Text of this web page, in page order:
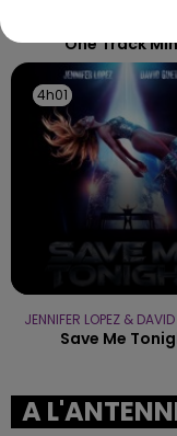
One Track
4h01
4h01
JENNIFER LOPEZ &
Save Me
A